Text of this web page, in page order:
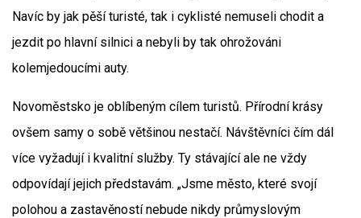
Navíc by jak pěší turisté, tak i cyklisté nemuseli chodit a
jezdit po hlavní silnici a nebyli by tak ohrožováni
kolemjedoucími auty.
Novoměstsko je oblíbeným cílem turistů. Přírodní krásy
ovšem samy o sobě většinou nestačí. Návštěvníci čím dál
více vyžadují i kvalitní služby. Ty stávající ale ne vždy
odpovídají jejich představám. „Jsme město, které svojí
polohou a zastavěností nebude nikdy průmyslovým